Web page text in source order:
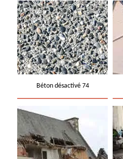
Béton désactivé 74